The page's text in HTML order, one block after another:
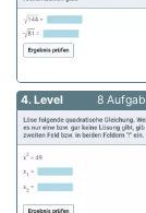
4. Level 8